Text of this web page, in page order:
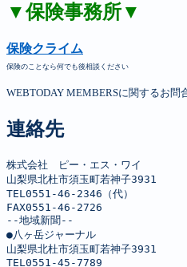
▼保険事務所▼
保険クライム
保険のことなら何でも後相談ください
WEBTODAY MEMBERSに関するお問
連絡先
株式会社　ピー・エス・ワイ
山梨県北杜市須玉町若神子3931
TEL0551-46-2346（代）
FAX0551-46-2726
--地域新聞--
●八ヶ岳ジャーナル
山梨県北杜市須玉町若神子3931
TEL0551-45-7789